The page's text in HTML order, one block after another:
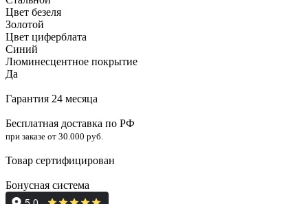
Цвет безеля
Золотой
Цвет циферблата
Синий
Люминесцентное покрытие
Да
Гарантия 24 месяца
Бесплатная доставка по РФ
при заказе от 30.000 руб.
Товар сертифицирован
Бонусная система